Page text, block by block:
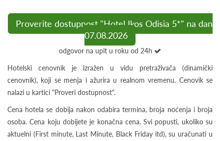
Proverite dostupnost "Hotel Ikos Odisia 5*" na dan
07.08.2026
odgovor na upit u roku od 24h
Hotelski cenovnik je izražen u vidu pretraživača (dinamički
cenovnik), koji se menja i ažurira u realnom vremenu. Cenovik se
nalazi u kartici "Proveri dostupnost".
Cena hotela se dobija nakon odabira termina, broja noćenja i broja
osoba. Cena koju dobijete je konačna cena. Svi popusti, ukoliko su
aktuelni (First minute, Last Minute, Black Friday itd), su uračunati u